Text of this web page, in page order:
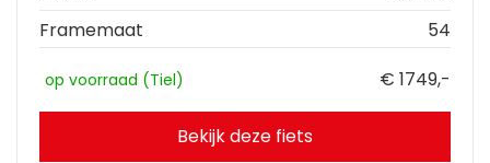
Framemaat
54
op voorraad (Tiel) € 1749,-
Bekijk deze fiets